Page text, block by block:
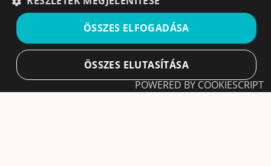
Lépj kapcsolatba velünk
+40 740 856 970
ÖSSZES ELFOGADÁSA
ÖSSZES ELUTASÍTÁSA
POWERED BY COOKIESCRIPT